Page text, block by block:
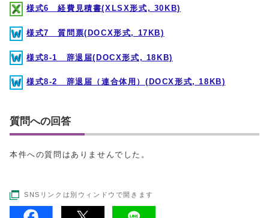
様式6 経費見積書(XLSX形式, 30KB)
様式7 質問票(DOCX形式, 17KB)
様式8-1 辞退届(DOCX形式, 18KB)
様式8-2 辞退届（連合体用）(DOCX形式, 18KB)
質問への回答
本件への質問はありませんでした。
SNSリンクは別ウィンドウで開きます